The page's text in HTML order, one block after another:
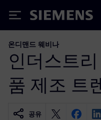
Siemens
온디맨드 웨비나
인더스트
품 제조 트
공유